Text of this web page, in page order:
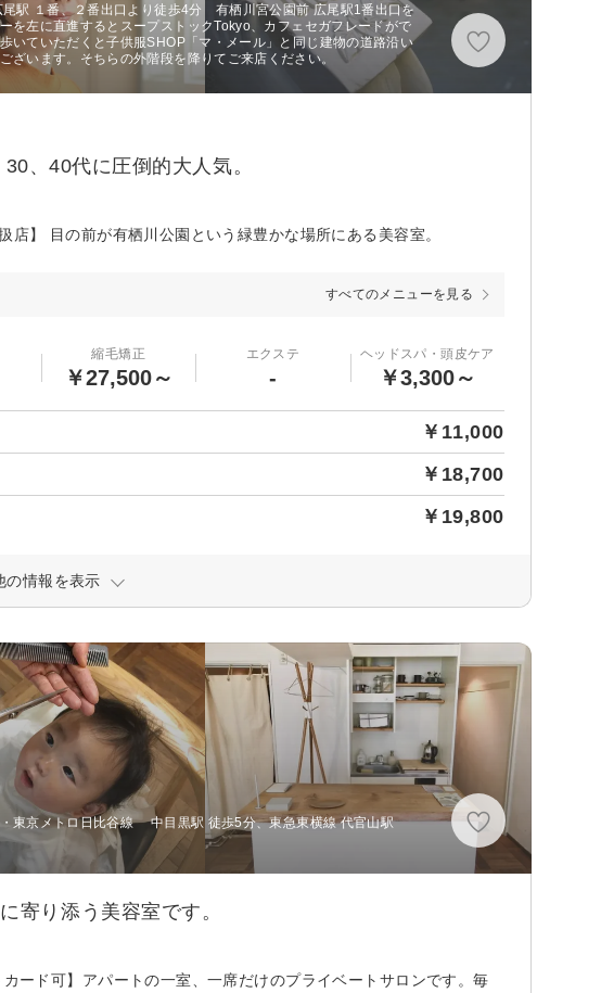
尾駅 １番、２番出口より徒歩4分 有栖川宮公園前 広尾駅1番出口を
を左に直進するとスープストックTokyo、カフェセガフレードがで
いていただくと子供服SHOP「マ・メール」と同じ建物の道路沿い
ざいます。そちらの外階段を降りてご来店ください。
、40代に圧倒的大人気。
】 目の前が有栖川公園という緑豊かな場所にある美容室。
すべてのメニューを見る
縮毛矯正
￥27,500～
エクステ
-
ヘッドスパ・頭皮ケア
￥3,300～
￥11,000
￥18,700
￥19,800
の情報を表示
・東京メトロ日比谷線 中目黒駅 徒歩5分、東急東横線 代官山駅
寄り添う美容室です。
ード可】アパートの一室、一席だけのプライベートサロンです。毎